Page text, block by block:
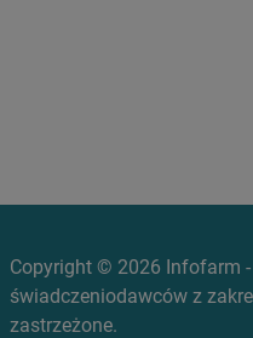
Copyright © 2026 Infofarm
świadczeniodawców z
zastrzeżone.